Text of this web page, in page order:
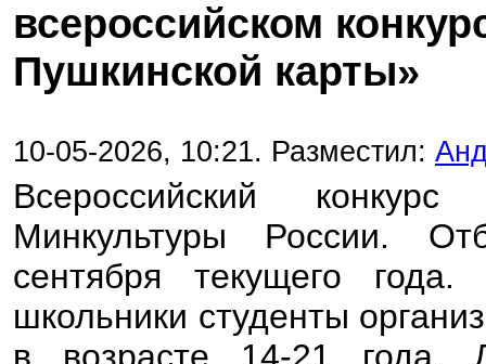
всероссийском
Пушкинской карты»
10-05-2026, 10:21. Разместил:
Всероссийский
Минкультуры России.
сентября текущего
школьники студенты